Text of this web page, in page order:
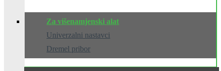
Za višenamjenski alat
Univerzalni nastavci
Dremel pribor